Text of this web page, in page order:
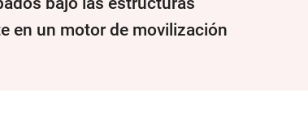
en un motor de movilización